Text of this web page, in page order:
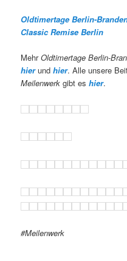
Oldtimertage Berlin-
Classic Remise Berlin
MehrOldtimertage Berlin-
hierundhier. Alle unsere
Meilenwerk gibt eshier.
#Meilenwerk